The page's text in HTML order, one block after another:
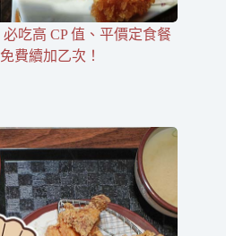
吃高 CP 值、平價定食餐
費續加乙次！